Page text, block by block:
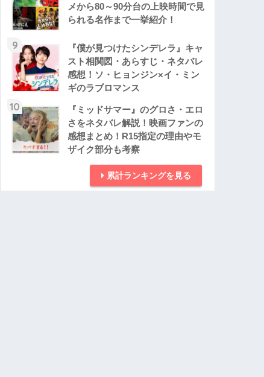
メから80～90分台の上映時間で見
られる名作まで一挙紹介！
9
『僕が見つけたシンデレラ』キャ
スト相関図・あらすじ・ネタバレ
感想！ソ・ヒョンジン×イ・ミン
ギのラブロマンス
10
『ミッドサマー』のグロさ・エロ
さをネタバレ解説！映画ファンの
感想まとめ！R15指定の理由やモ
ザイク部分も考察
累計ランキングを見る